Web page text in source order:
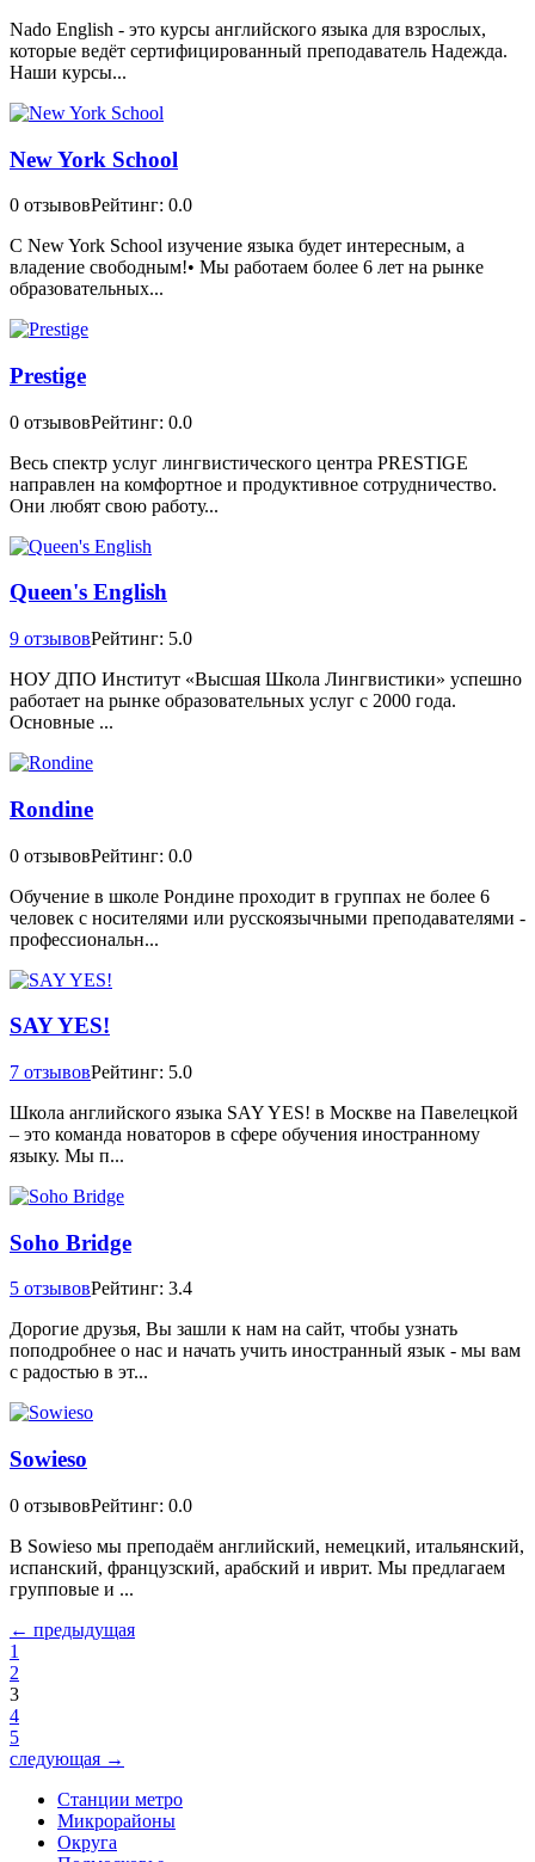
Nado English - это курсы английского языка для взрослых,
которые ведёт сертифицированный преподаватель Надежда.
Наши курсы...
New York School
0 отзывовРейтинг: 0.0
С New York School изучение языка будет интересным, а
владение свободным!• Мы работаем более 6 лет на рынке
образовательных...
Prestige
0 отзывовРейтинг: 0.0
Весь спектр услуг лингвистического центра PRESTIGE
направлен на комфортное и продуктивное сотрудничество.
Они любят свою работу...
Queen's English
9 отзывовРейтинг: 5.0
НОУ ДПО Институт «Высшая Школа Лингвистики» успешно
работает на рынке образовательных услуг с 2000 года.
Основные ...
Rondine
0 отзывовРейтинг: 0.0
Обучение в школе Рондине проходит в группах не более 6
человек с носителями или русскоязычными преподавателями -
профессиональн...
SAY YES!
7 отзывовРейтинг: 5.0
Школа английского языка SAY YES! в Москве на Павелецкой
– это команда новаторов в сфере обучения иностранному
языку. Мы п...
Soho Bridge
5 отзывовРейтинг: 3.4
Дорогие друзья, Вы зашли к нам на сайт, чтобы узнать
поподробнее о нас и начать учить иностранный язык - мы вам
с радостью в эт...
Sowieso
0 отзывовРейтинг: 0.0
В Sowieso мы преподаём английский, немецкий, итальянский,
испанский, французский, арабский и иврит. Мы предлагаем
групповые и ...
← предыдущая
1
2
3
4
5
следующая →
Станции метро
Микрорайоны
Округа